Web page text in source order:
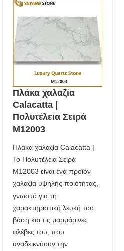
Πλάκα χαλαζία
Calacatta |
Πολυτέλεια Σειρά
M12003
Πλάκα χαλαζία Calacatta |
Το Πολυτέλεια Σειρά
M12003 είναι ένα προϊόν
χαλαζία υψηλής ποιότητας,
γνωστό για τη
χαρακτηριστική λευκή του
βάση και τις μαρμάρινες
φλέβες του, που
αναδεικνύουν την